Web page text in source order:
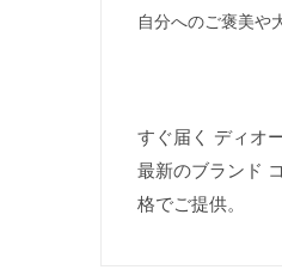
自分へのご褒美や
すぐ届く ディオ
最新のブランド
格でご提供。